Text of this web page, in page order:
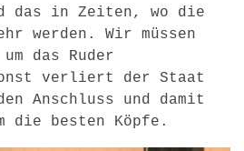
das in Zeiten, wo die
werden. Wir müssen
das Ruder
verliert der Staat
Anschluss und damit
die besten Köpfe.